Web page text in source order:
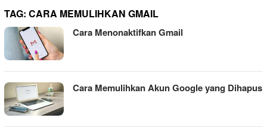
TAG: CARA MEMULIHKAN GMAIL
Cara Menonaktifkan Gmail
Cara Memulihkan Akun Google yang Dihapus